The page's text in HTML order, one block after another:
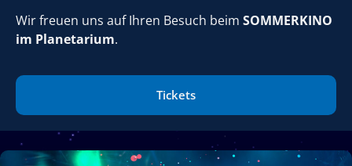
Wir freuen uns auf Ihren Besuch beim SOMMERKINO
im Planetarium.
Tickets